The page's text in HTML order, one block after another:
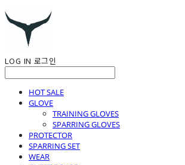
LOG IN 로그인
HOT SALE
GLOVE
TRAINING GLOVES
SPARRING GLOVES
PROTECTOR
SPARRING SET
WEAR